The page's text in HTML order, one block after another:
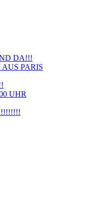
DA!!!
PARIS
UHR